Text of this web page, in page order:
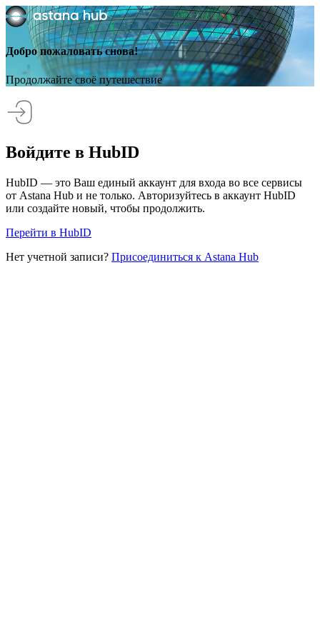
Добро пожаловать снова!
Продолжайте своё путешествие
Войдите в HubID
HubID — это Ваш единый аккаунт для входа во все сервисы
от Astana Hub и не только. Авторизуйтесь в аккаунт HubID
или создайте новый, чтобы продолжить.
Перейти в HubID
Нет учетной записи? Присоединиться к Astana Hub